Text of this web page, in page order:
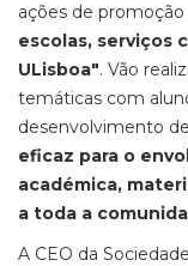
ações de
escolas, serviços
ULisboa". Vão
temáticas com
desenvolvimento de
eficaz para o
académica,
a toda a
A CEO da